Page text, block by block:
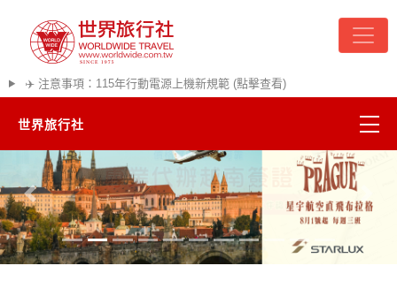
✈️ 注意事項：115年行動電源上機新規範 (點擊查看)
世界旅行社
精彩越南
熱門韓國
超夯日本
往前 往後